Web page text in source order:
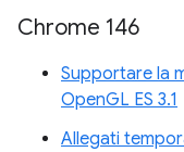
Chrome 146
Supportare la
OpenGL ES 3.1
Allegati